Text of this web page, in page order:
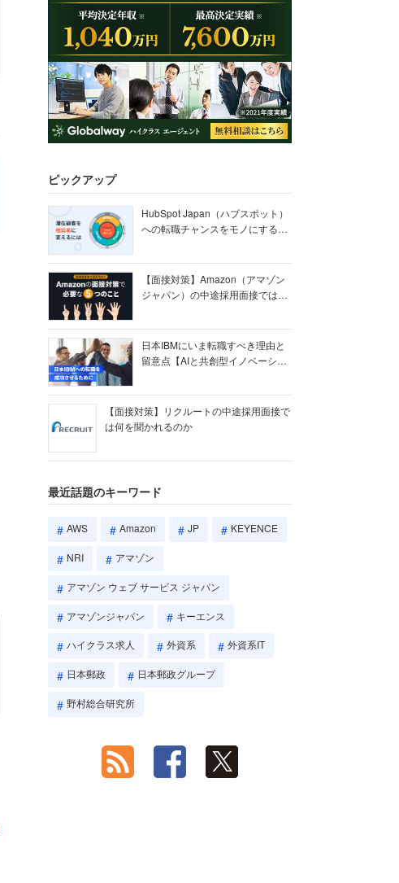
ピックアップ
HubSpot Japan（ハブスポット）
への転職チャンスをモノにする
【面接対策】Amazon（アマゾン
ジャパン）の中途採用面接では何
日本IBMにいま転職すべき理由と
留意点【AIと共創型イノベーショ
【面接対策】リクルートの中途採用面接で
は何を聞かれるのか
最近話題のキーワード
AWS Amazon JP KEYENCE
NRI アマゾン
アマゾン ウェブ サービス ジャパン
アマゾンジャパン キーエンス
ハイクラス求人 外資系 外資系IT
日本郵政 日本郵政グループ
野村総合研究所